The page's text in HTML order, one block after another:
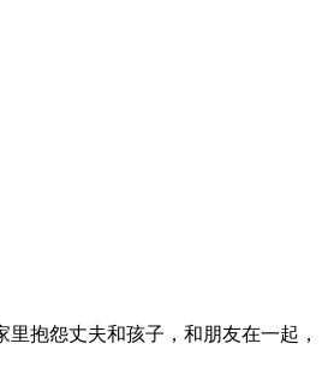
抱怨丈夫和孩子，和朋友在一起，